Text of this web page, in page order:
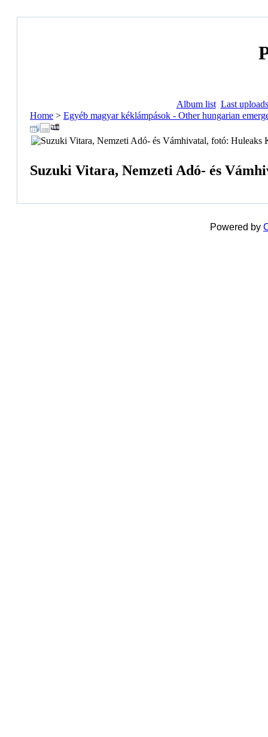
Album list Last uploads
Home > Egyéb magyar kéklámpások - Other hungarian
Suzuki Vitara, Nemzeti Adó- és
Powered by